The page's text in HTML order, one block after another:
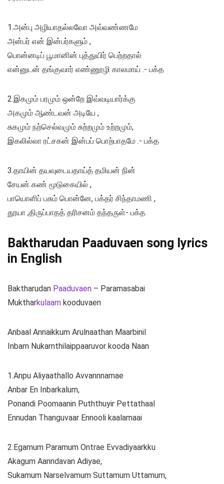
1.அன்பு அழியாதல்லவோ அவ்வண்ணமே
அன்பர் என் இன்பர்களும் ,
பொன்னடிப் பூமானின் புத்துயிர் பெற்றதால்
என்னுடன் தங்குவார் எண்ணூழி காலமாய் .- பக்த
2.இகமும் பரமும் ஒன்றே இவ்வடியார்க்கு
அகமும் ஆண்டவன் அடியே ,
சுகமும் நற்செல்வமும் சுற்றமும் உற்றமும்,
இகலில்லா ரட்சகன் இன்பப் பொற்பாதமே .- பக்த
3.தாயின் தயவுடையதாய்த் தமியன் நின்
சேயன் கண் மூடுகையில் ,
பாயொளிப் பசும் பொன்னே, பக்தர் சிந்தாமணி ,
தூயா ,திருப்பாதத் தரிசனம் தந்தருள்- பக்த
Baktharudan Paaduvaen song lyrics
in English
Baktharudan Paaduvaen – Paramasabai
Muktharkulaam kooduvaen
Anbaal Annaikkum Arulnaathan Maarbinil
Inbam Nukarnthilaippaaruvor kooda Naan
1.Anpu Aliyaathallo Avvannnamae
Anbar En Inbarkalum,
Ponandi Poomaanin Puththuyir Pettathaal
Ennudan Thanguvaar Ennooli kaalamaai
2.Egamum Paramum Ontrae Evvadiyaarkku
Akagum Aanndavan Adiyae,
Sukamum Narselvamum Suttamum Uttamum,